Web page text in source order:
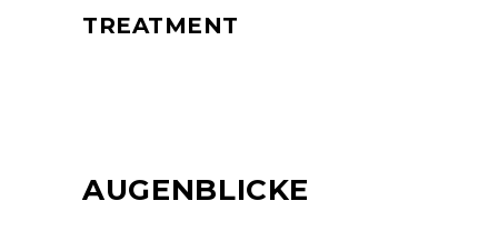
TREATMENT
AUGENBLICKE